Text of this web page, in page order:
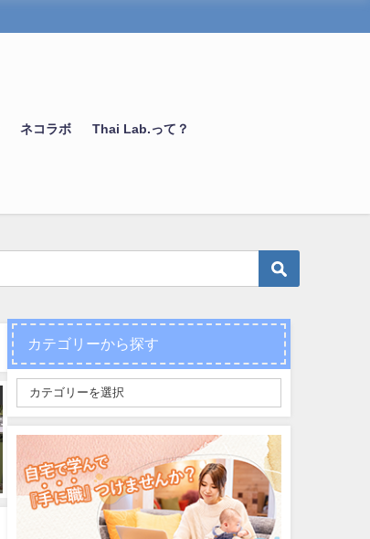
ネコラボ Thai Lab.って？
【タイ語独学に最強】タイ語辞
書・参考書おすすめ5選！在住10
年が本音レビュー
2017年7月27日
タイの電気代をアプリ決済
「True Maney Wallet」が
家から出なくてOK
2020年3月26日
カテゴリーから探す